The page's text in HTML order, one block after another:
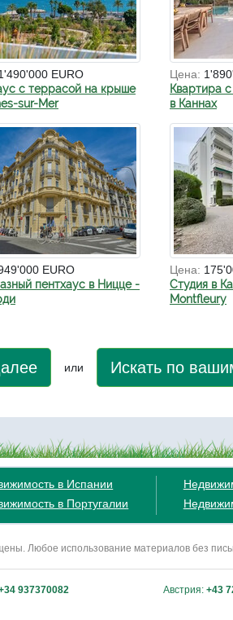
EURO
с террасой на крыше
sur-Mer
Цена:
Квартира
в Каннах
EURO
пентхаус в Ницце -
Цена:
Студия в
Montfleury
или Искать по
в Испании
в Португалии
Любое использование материалов без
937370082 Австрия: +43